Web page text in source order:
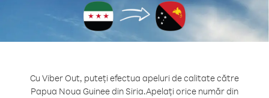
Cu Viber Out, puteți efectua apeluri de calitate către
Papua Noua Guinee din Siria.Apelați orice număr din